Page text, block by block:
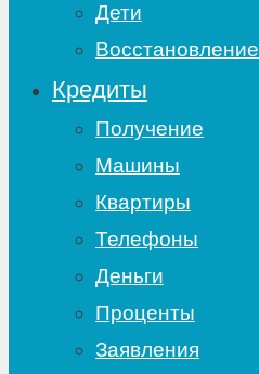
Дети
Восстановление
Кредиты
Получение
Машины
Квартиры
Телефоны
Деньги
Проценты
Заявления